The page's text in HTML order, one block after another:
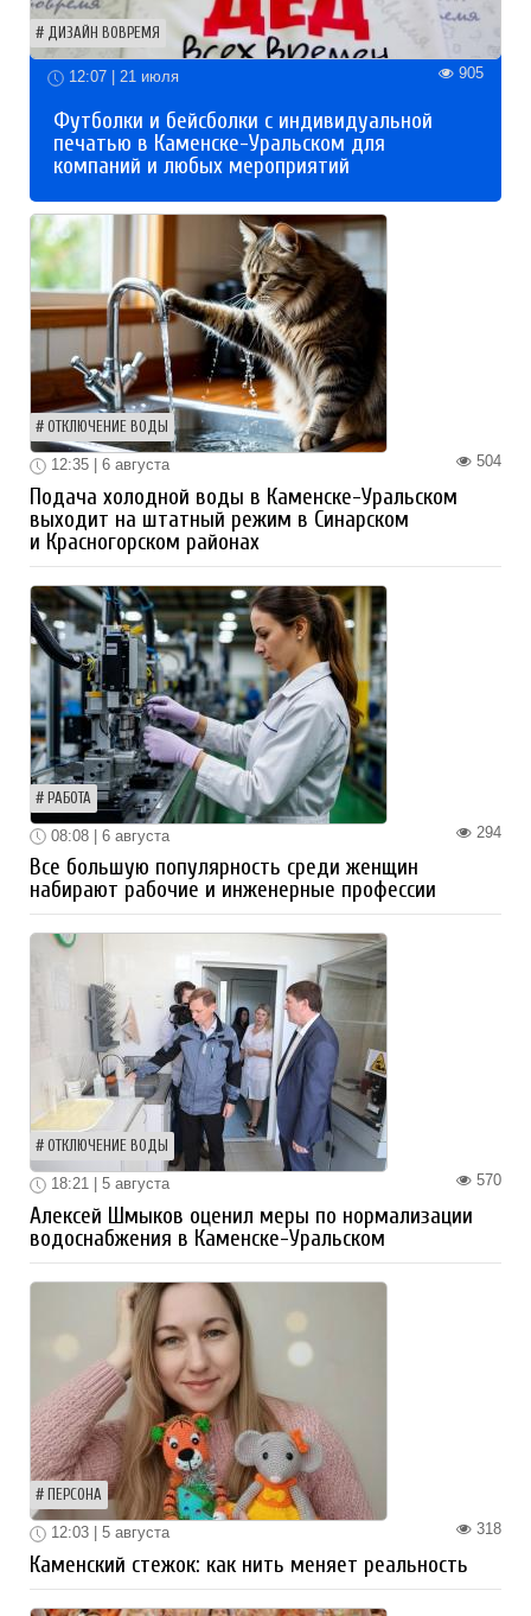
ДИЗАЙН ВОВРЕМЯ
12:07 | 21 июля 905
Футболки и бейсболки с индивидуальной
печатью в Каменске-Уральском для
компаний и любых мероприятий
ОТКЛЮЧЕНИЕ ВОДЫ
504
12:35 | 6 августа
Подача холодной воды в Каменске-Уральском
выходит на штатный режим в Синарском
и Красногорском районах
РАБОТА
294
08:08 | 6 августа
Все большую популярность среди женщин
набирают рабочие и инженерные профессии
ОТКЛЮЧЕНИЕ ВОДЫ
570
18:21 | 5 августа
Алексей Шмыков оценил меры по нормализации
водоснабжения в Каменске-Уральском
ПЕРСОНА
318
12:03 | 5 августа
Каменский стежок: как нить меняет реальность